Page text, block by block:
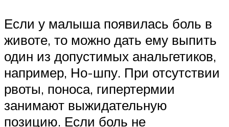
Если у малыша появилась боль в
животе, то можно дать ему выпить
один из допустимых анальгетиков,
например, Но-шпу. При отсутствии
рвоты, поноса, гипертермии
занимают выжидательную
позицию. Если боль не